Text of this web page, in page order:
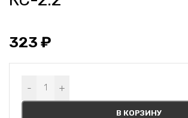
323 ₽
- +
В КОРЗИНУ
Alternative: